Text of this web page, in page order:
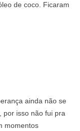
de coco. Ficaram
ainda não se
por isso não fui pra
momentos